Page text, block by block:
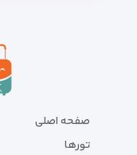
صفحه اصلی
تورها